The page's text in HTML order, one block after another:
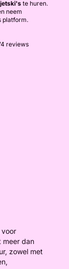
jetski's te huren.
neem
platform.
reviews
voor
meer dan
zowel met